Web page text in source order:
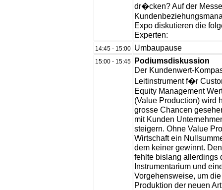
dr�cken? Auf der
Expo diskutieren die
Experten:
14:45 - 15:00 Umbaupause
15:00 - 15:45 Podiumsdiskussion
Der Kundenwert-
Leitinstrument f�r
Equity Management
(Value Production) wird
grosse Chancen
mit Kunden
steigern. Ohne Value
Wirtschaft ein
dem keiner gewinnt.
fehlte bislang allerdings
Instrumentarium und
Vorgehensweise, um
Produktion der neuen